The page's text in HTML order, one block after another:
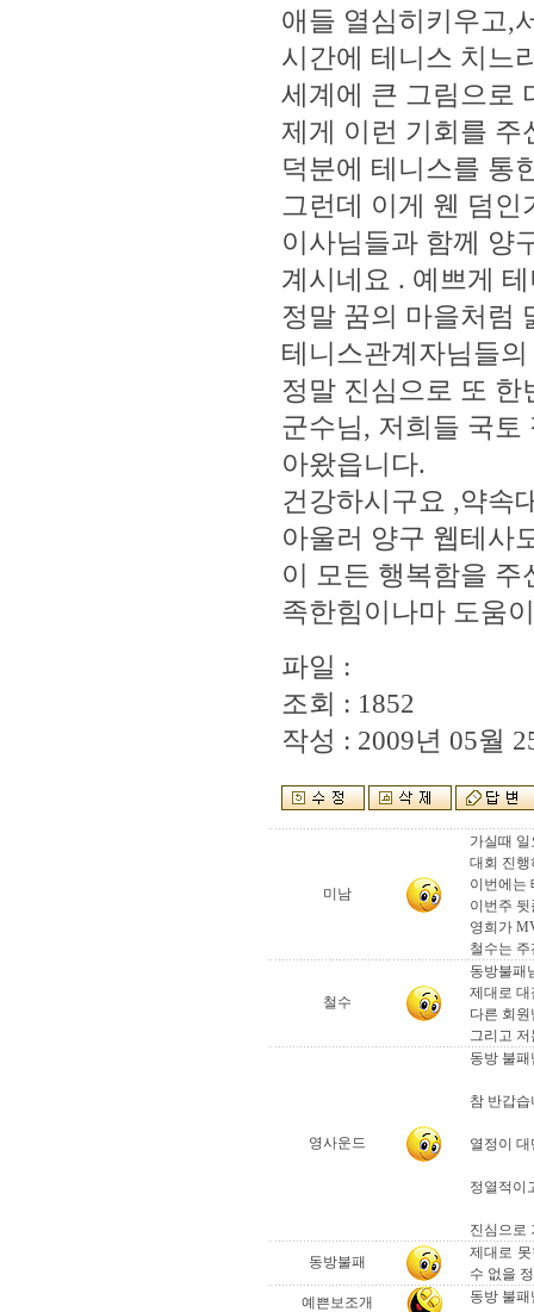
애들 열심히키우고,
시간에 테니스 치느
세계에 큰 그림으로
제게 이런 기회를 주
덕분에 테니스를 통
그런데 이게 웬 덤인
이사님들과 함께 양
계시네요 . 예쁘게
정말 꿈의 마을처럼
테니스관계자님들
정말 진심으로 또 한
군수님, 저희들 국토
아왔읍니다.
건강하시구요 ,약속
아울러 양구 웹테사
이 모든 행복함을
족한힘이나마 도움
파일 :
조회 : 1852
작성 : 2009년 05월
미남
가실때
대회 진
이번에는
이번주
영희가
철수는
철수
동방불패
제대로
다른 회
그리고
영사운드
동방 불
참 반갑
열정이
정열적이
진심으로
동방불패
제대로
수 없을
예쁜보조개
동방 불